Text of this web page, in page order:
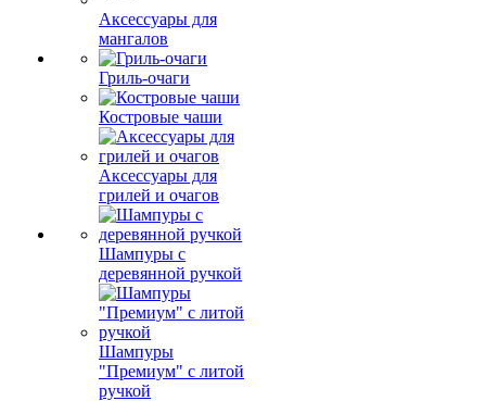
Аксессуары для
мангалов
Гриль-очаги
Костровые чаши
Аксессуары для
грилей и очагов
Шампуры с
деревянной ручкой
Шампуры
"Премиум" с литой
ручкой